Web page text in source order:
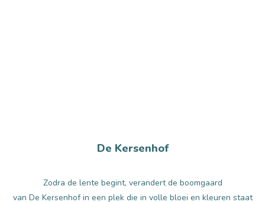
De Kersenhof
Zodra de lente begint, verandert de boomgaard
van De Kersenhof in een plek die in volle bloei en kleuren staat